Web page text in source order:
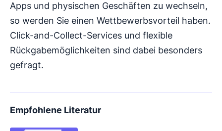
Apps und physischen Geschäften zu wechseln,
so werden Sie einen Wettbewerbsvorteil haben.
Click-and-Collect-Services und flexible
Rückgabemöglichkeiten sind dabei besonders
gefragt.
Empfohlene Literatur